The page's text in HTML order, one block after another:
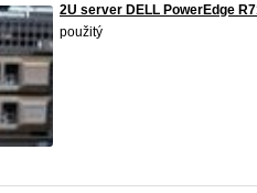
2U server DELL PowerEdge
použitý